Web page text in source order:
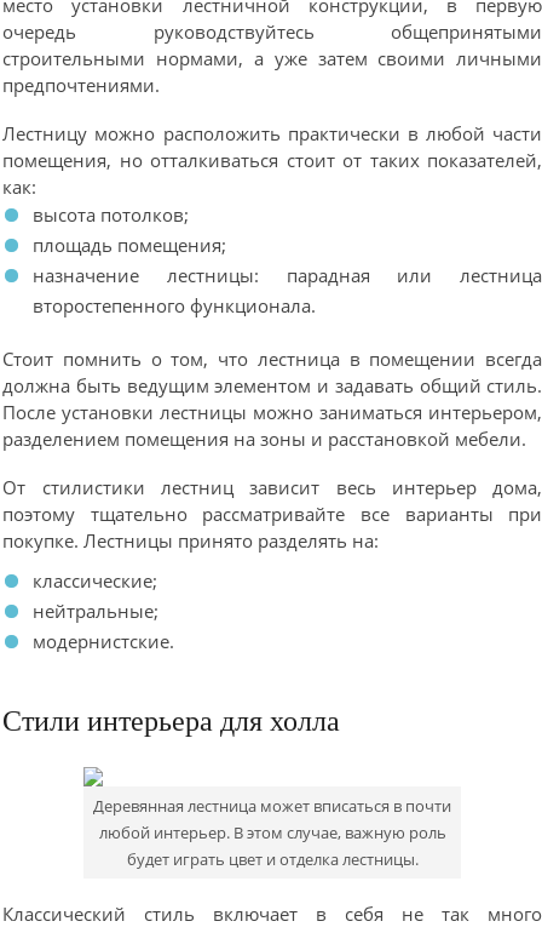
место установки лестничной конструкции, в первую
очередь руководствуйтесь общепринятыми
строительными нормами, а уже затем своими личными
предпочтениями.
Лестницу можно расположить практически в любой части
помещения, но отталкиваться стоит от таких показателей,
как:
высота потолков;
площадь помещения;
назначение лестницы: парадная или лестница
второстепенного функционала.
Стоит помнить о том, что лестница в помещении всегда
должна быть ведущим элементом и задавать общий стиль.
После установки лестницы можно заниматься интерьером,
разделением помещения на зоны и расстановкой мебели.
От стилистики лестниц зависит весь интерьер дома,
поэтому тщательно рассматривайте все варианты при
покупке. Лестницы принято разделять на:
классические;
нейтральные;
модернистские.
Стили интерьера для холла
Деревянная лестница может вписаться в почти
любой интерьер. В этом случае, важную роль
будет играть цвет и отделка лестницы.
Классический стиль включает в себя не так много